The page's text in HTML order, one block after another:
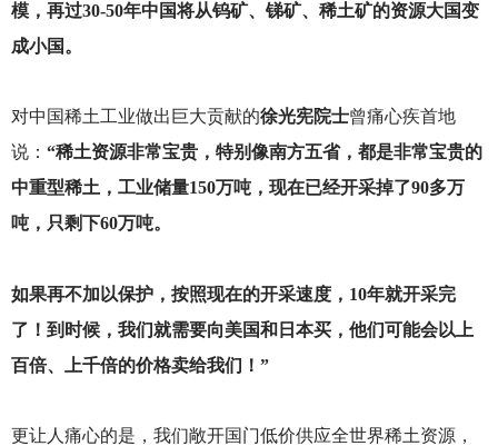
模，再过30-50年中国将从钨矿、锑矿、稀土矿的资源大国变
成小国。
对中国稀土工业做出巨大贡献的徐光宪院士曾痛心疾首地
说： “稀土资源非常宝贵，特别像南方五省，都是非常宝贵的
中重型稀土，工业储量150万吨，现在已经开采掉了90多万
吨，只剩下60万吨。
如果再不加以保护，按照现在的开采速度，10年就开采完
了！到时候，我们就需要向美国和日本买，他们可能会以上
百倍、上千倍的价格卖给我们！”
更让人痛心的是，我们敞开国门低价供应全世界稀土资源，